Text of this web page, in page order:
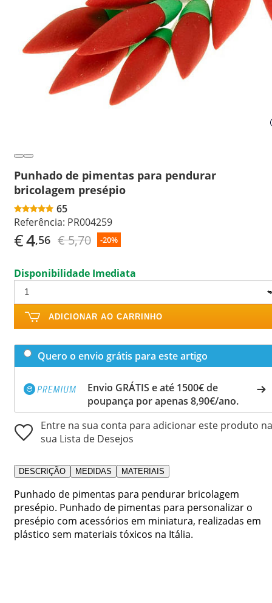
Punhado de pimentas para pendurar
bricolagem presépio
65
Referência: PR004259
€4,56 € 5,70 -20%
Disponibilidade Imediata
ADICIONAR AO CARRINHO
Quero o envio grátis para este artigo
Envio GRÁTIS e até 1500€ de
poupança por apenas 8,90€/ano.
Entre na sua conta para adicionar este produto na
sua Lista de Desejos
DESCRIÇÃO MEDIDAS MATERIAIS
Punhado de pimentas para pendurar bricolagem
presépio. Punhado de pimentas para personalizar o
presépio com acessórios em miniatura, realizadas em
plástico sem materiais tóxicos na Itália.